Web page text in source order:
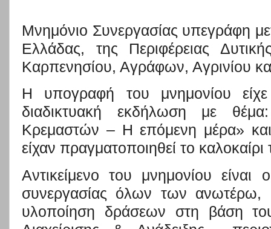
Μνημόνιο Συνεργασίας υπεγράφη
Ελλάδας, της Περιφέρειας
Καρπενησίου, Αγράφων, Αγρινίου
Η υπογραφή του μνημονίου
διαδικτυακή εκδήλωση με
Κρεμαστών – Η επόμενη μέρα»
είχαν πραγματοποιηθεί το
Αντικείμενο του μνημονίου
συνεργασίας όλων των ανωτέρω,
υλοποίηση δράσεων στη βάση